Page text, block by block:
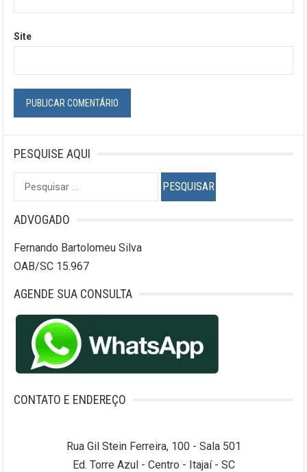
Site
PESQUISE AQUI
Pesquisar
por:
ADVOGADO
Fernando Bartolomeu Silva
OAB/SC 15.967
AGENDE SUA CONSULTA
CONTATO E ENDEREÇO
Rua Gil Stein Ferreira, 100 - Sala 501
Ed. Torre Azul - Centro - Itajaí - SC